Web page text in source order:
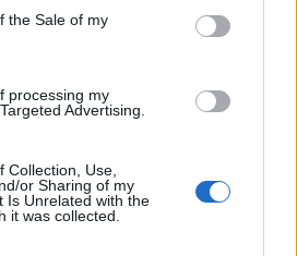
the Sale of my
processing my
Advertising.
Collection, Use,
or Sharing of my
Is Unrelated with the
it was collected.